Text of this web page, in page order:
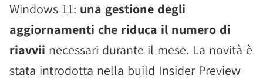
Windows 11: una gestione degli
aggiornamenti che riduca il numero di
riavvii necessari durante il mese. La novità è
stata introdotta nella build Insider Preview